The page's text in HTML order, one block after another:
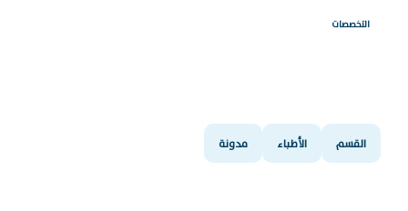
التخصصات
القسم الأطباء مدونة